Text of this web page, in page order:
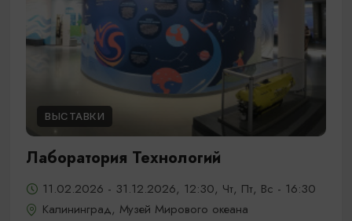
ВЫСТАВКИ
Лаборатория Технологий
11.02.2026 - 31.12.2026, 12:30, Чт, Пт, Вс - 16:30
Калининград, Музей Мирового океана